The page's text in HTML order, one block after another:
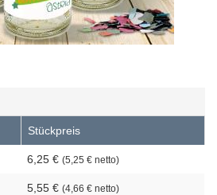
Stückpreis
6,25 € (5,25 € netto)
5,55 € (4,66 € netto)